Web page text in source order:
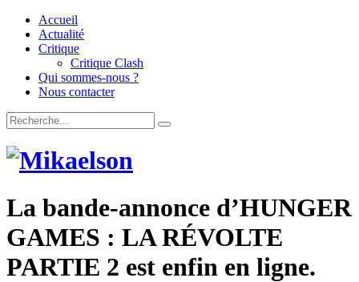
Accueil
Actualité
Critique
Critique Clash
Qui sommes-nous ?
Nous contacter
La bande-annonce d’HUNGER
GAMES : LA RÉVOLTE
PARTIE 2 est enfin en ligne.